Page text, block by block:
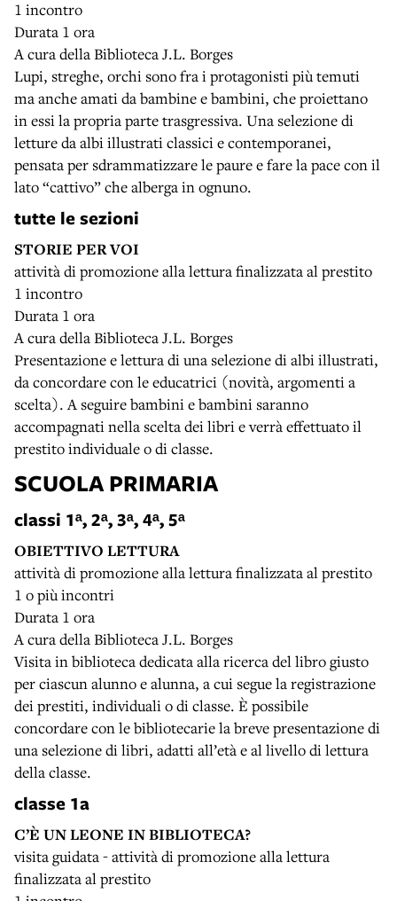
1 incontro
Durata 1 ora
A cura della Biblioteca J.L. Borges
Lupi, streghe, orchi sono fra i protagonisti più temuti
ma anche amati da bambine e bambini, che proiettano
in essi la propria parte trasgressiva. Una selezione di
letture da albi illustrati classici e contemporanei,
pensata per sdrammatizzare le paure e fare la pace con il
lato “cattivo” che alberga in ognuno.
tutte le sezioni
STORIE PER VOI
attività di promozione alla lettura finalizzata al prestito
1 incontro
Durata 1 ora
A cura della Biblioteca J.L. Borges
Presentazione e lettura di una selezione di albi illustrati,
da concordare con le educatrici (novità, argomenti a
scelta). A seguire bambini e bambini saranno
accompagnati nella scelta dei libri e verrà effettuato il
prestito individuale o di classe.
SCUOLA PRIMARIA
classi 1ᵃ, 2ᵃ, 3ᵃ, 4ᵃ, 5ᵃ
OBIETTIVO LETTURA
attività di promozione alla lettura finalizzata al prestito
1 o più incontri
Durata 1 ora
A cura della Biblioteca J.L. Borges
Visita in biblioteca dedicata alla ricerca del libro giusto
per ciascun alunno e alunna, a cui segue la registrazione
dei prestiti, individuali o di classe. È possibile
concordare con le bibliotecarie la breve presentazione di
una selezione di libri, adatti all’età e al livello di lettura
della classe.
classe 1a
C’È UN LEONE IN BIBLIOTECA?
visita guidata - attività di promozione alla lettura
finalizzata al prestito